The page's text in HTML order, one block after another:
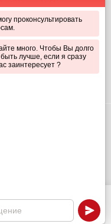
Чат
лет
1 класса
проконсультировать
много. Чтобы Вы долго
лучше, если я сразу
заинтересует ?